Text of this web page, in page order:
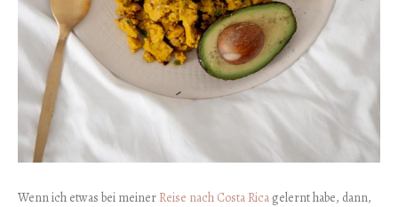
Wenn ich etwas bei meinerReise nach Costa Rica gelernt habe, dann,